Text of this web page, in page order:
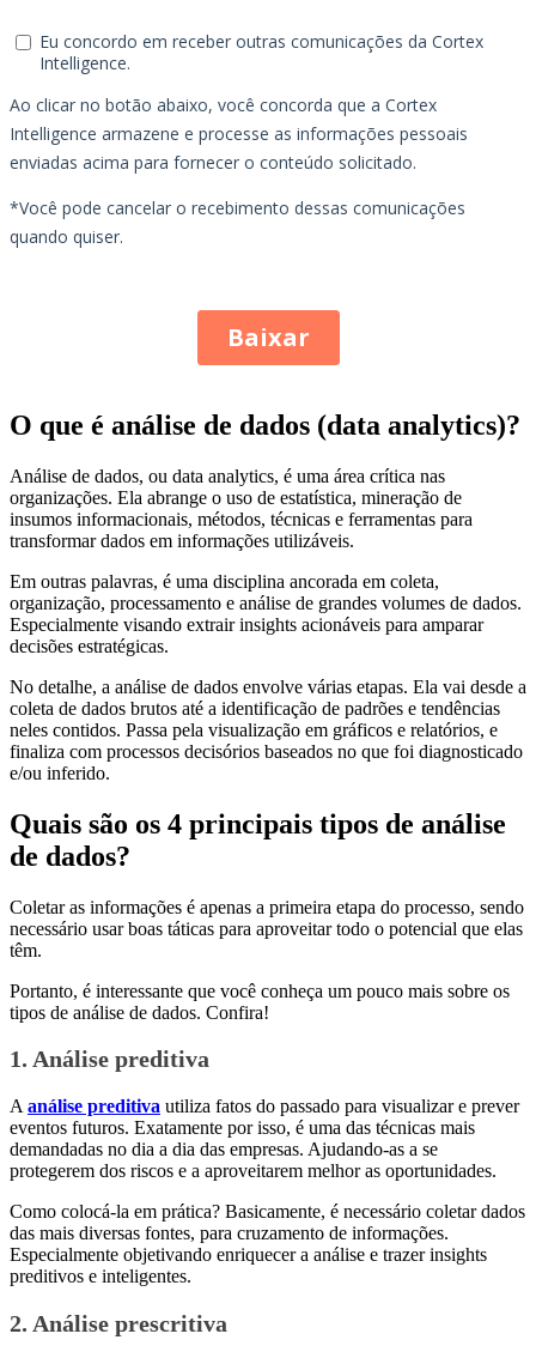
O que é análise de dados (data analytics)?
Análise de dados, ou data analytics, é uma área crítica nas
organizações. Ela abrange o uso de estatística, mineração de
insumos informacionais, métodos, técnicas e ferramentas para
transformar dados em informações utilizáveis.
Em outras palavras, é uma disciplina ancorada em coleta,
organização, processamento e análise de grandes volumes de dados.
Especialmente visando extrair insights acionáveis para amparar
decisões estratégicas.
No detalhe, a análise de dados envolve várias etapas. Ela vai desde a
coleta de dados brutos até a identificação de padrões e tendências
neles contidos. Passa pela visualização em gráficos e relatórios, e
finaliza com processos decisórios baseados no que foi diagnosticado
e/ou inferido.
Quais são os 4 principais tipos de análise
de dados?
Coletar as informações é apenas a primeira etapa do processo, sendo
necessário usar boas táticas para aproveitar todo o potencial que elas
têm.
Portanto, é interessante que você conheça um pouco mais sobre os
tipos de análise de dados. Confira!
1. Análise preditiva
A análise preditiva utiliza fatos do passado para visualizar e prever
eventos futuros. Exatamente por isso, é uma das técnicas mais
demandadas no dia a dia das empresas. Ajudando-as a se
protegerem dos riscos e a aproveitarem melhor as oportunidades.
Como colocá-la em prática? Basicamente, é necessário coletar dados
das mais diversas fontes, para cruzamento de informações.
Especialmente objetivando enriquecer a análise e trazer insights
preditivos e inteligentes.
2. Análise prescritiva